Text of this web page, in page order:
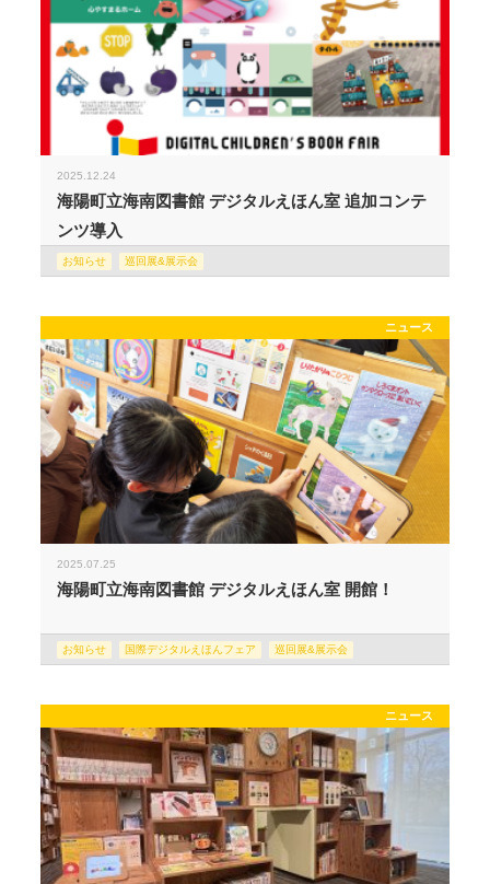
2025.12.24
海陽町立海南図書館 デジタルえほん室 追加コンテ
ンツ導入
お知らせ 巡回展&展示会
ニュース
2025.07.25
海陽町立海南図書館 デジタルえほん室 開館！
お知らせ 国際デジタルえほんフェア 巡回展&展示会
ニュース